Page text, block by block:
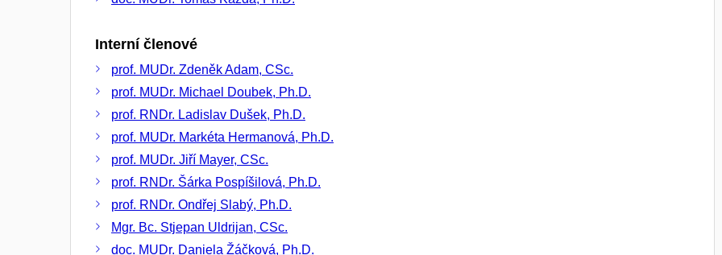
Interní členové
prof. MUDr. Zdeněk Adam, CSc.
prof. MUDr. Michael Doubek, Ph.D.
prof. RNDr. Ladislav Dušek, Ph.D.
prof. MUDr. Markéta Hermanová, Ph.D.
prof. MUDr. Jiří Mayer, CSc.
prof. RNDr. Šárka Pospíšilová, Ph.D.
prof. RNDr. Ondřej Slabý, Ph.D.
Mgr. Bc. Stjepan Uldrijan, CSc.
doc. MUDr. Daniela Žáčková, Ph.D.